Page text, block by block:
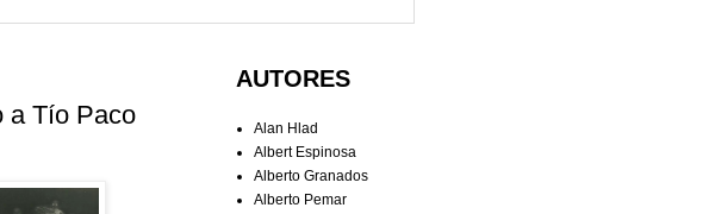
a Tío Paco
AUTORES
Alan Hlad
Albert Espinosa
Alberto Granados
Alberto Pemar